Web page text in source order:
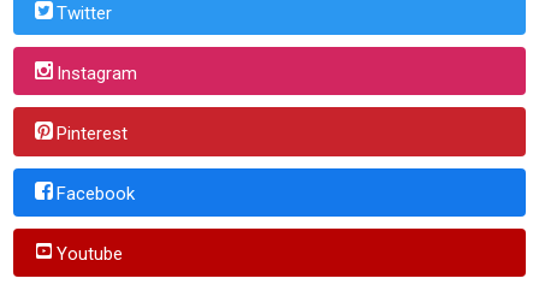
Twitter
Instagram
Pinterest
Facebook
Youtube